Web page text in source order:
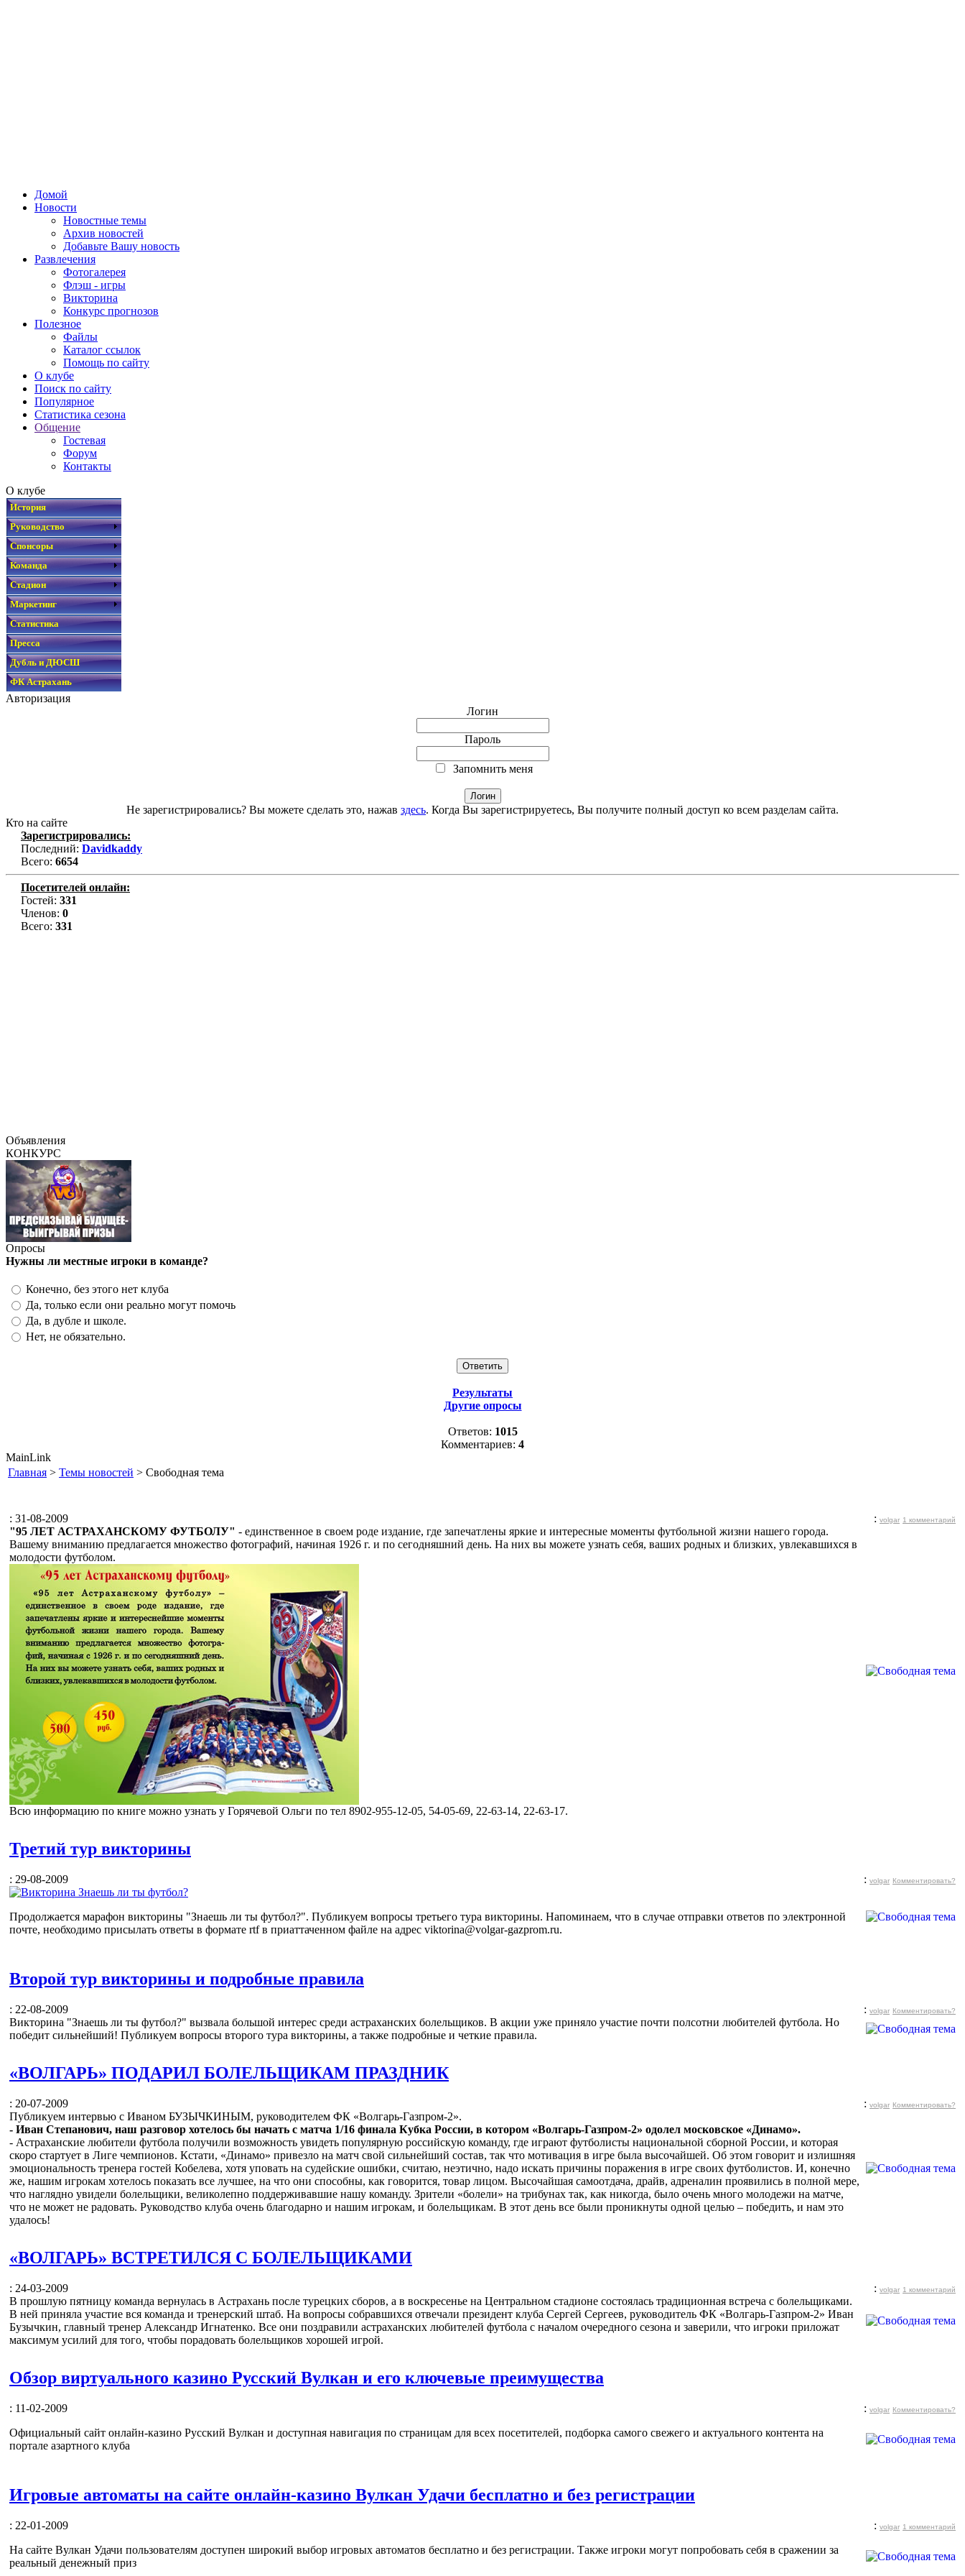
Домой
Новости
Новостные темы
Архив новостей
Добавьте Вашу новость
Развлечения
Фотогалерея
Флэш - игры
Викторина
Конкурс прогнозов
Полезное
Файлы
Каталог ссылок
Помощь по сайту
О клубе
Поиск по сайту
Популярное
Статистика сезона
Общение
Гостевая
Форум
Контакты
О клубе
История
Руководство
Спонсоры
Команда
Стадион
Маркетинг
Статистика
Пресса
Дубль и ДЮСШ
ФК Астрахань
Авторизация
Логин
Пароль
Запомнить меня
Не зарегистрировались? Вы можете сделать это, нажав здесь. Когда Вы зарегистрируетесь, Вы получите полный доступ ко всем разделам сайта.
Кто на сайте
Зарегистрировались:
Последний: Davidkaddy
Всего: 6654
Посетителей онлайн:
Гостей: 331
Членов: 0
Всего: 331
Объявления
КОНКУРС
Опросы
Нужны ли местные игроки в команде?
Конечно, без этого нет клуба
Да, только если они реально могут помочь
Да, в дубле и школе.
Нет, не обязательно.
Результаты
Другие опросы
Ответов: 1015
Комментариев: 4
MainLink
Главная > Темы новостей > Свободная тема
: 31-08-2009 : volgar 1 комментарий
"95 ЛЕТ АСТРАХАНСКОМУ ФУТБОЛУ" - единственное в своем роде издание, где запечатлены яркие и интересные моменты футбольной жизни нашего города.
Вашему вниманию предлагается множество фотографий, начиная 1926 г. и по сегодняшний день. На них вы можете узнать себя, ваших родных и близких, увлекавшихся в
молодости футболом.
Всю информацию по книге можно узнать у Горячевой Ольги по тел 8902-955-12-05, 54-05-69, 22-63-14, 22-63-17.
Третий тур викторины
: 29-08-2009 : volgar Комментировать?
Продолжается марафон викторины "Знаешь ли ты футбол?". Публикуем вопросы третьего тура викторины. Напоминаем, что в случае отправки ответов по электронной
почте, необходимо присылать ответы в формате rtf в приаттаченном файле на адрес viktorina@volgar-gazprom.ru.
Второй тур викторины и подробные правила
: 22-08-2009 : volgar Комментировать?
Викторина "Знаешь ли ты футбол?" вызвала большой интерес среди астраханских болельщиков. В акции уже приняло участие почти полсотни любителей футбола. Но
победит сильнейший! Публикуем вопросы второго тура викторины, а также подробные и четкие правила.
«ВОЛГАРЬ» ПОДАРИЛ БОЛЕЛЬЩИКАМ ПРАЗДНИК
: 20-07-2009 : volgar Комментировать?
Публикуем интервью с Иваном БУЗЫЧКИНЫМ, руководителем ФК «Волгарь-Газпром-2».
- Иван Степанович, наш разговор хотелось бы начать с матча 1/16 финала Кубка России, в котором «Волгарь-Газпром-2» одолел московское «Динамо».
- Астраханские любители футбола получили возможность увидеть популярную российскую команду, где играют футболисты национальной сборной России, и которая
скоро стартует в Лиге чемпионов. Кстати, «Динамо» привезло на матч свой сильнейший состав, так что мотивация в игре была высочайшей. Об этом говорит и излишняя
эмоциональность тренера гостей Кобелева, хотя уповать на судейские ошибки, считаю, неэтично, надо искать причины поражения в игре своих футболистов. И, конечно
же, нашим игрокам хотелось показать все лучшее, на что они способны, как говорится, товар лицом. Высочайшая самоотдача, драйв, адреналин проявились в полной мере,
что наглядно увидели болельщики, великолепно поддерживавшие нашу команду. Зрители «болели» на трибунах так, как никогда, было очень много молодежи на матче,
что не может не радовать. Руководство клуба очень благодарно и нашим игрокам, и болельщикам. В этот день все были проникнуты одной целью – победить, и нам это
удалось!
«ВОЛГАРЬ» ВСТРЕТИЛСЯ С БОЛЕЛЬЩИКАМИ
: 24-03-2009 : volgar 1 комментарий
В прошлую пятницу команда вернулась в Астрахань после турецких сборов, а в воскресенье на Центральном стадионе состоялась традиционная встреча с болельщиками.
В ней приняла участие вся команда и тренерский штаб. На вопросы собравшихся отвечали президент клуба Сергей Сергеев, руководитель ФК «Волгарь-Газпром-2» Иван
Бузычкин, главный тренер Александр Игнатенко. Все они поздравили астраханских любителей футбола с началом очередного сезона и заверили, что игроки приложат
максимум усилий для того, чтобы порадовать болельщиков хорошей игрой.
Обзор виртуального казино Русский Вулкан и его ключевые преимущества
: 11-02-2009 : volgar Комментировать?
Официальный сайт онлайн-казино Русский Вулкан и доступная навигация по страницам для всех посетителей, подборка самого свежего и актуального контента на
портале азартного клуба
Игровые автоматы на сайте онлайн-казино Вулкан Удачи бесплатно и без регистрации
: 22-01-2009 : volgar 1 комментарий
На сайте Вулкан Удачи пользователям доступен широкий выбор игровых автоматов бесплатно и без регистрации. Также игроки могут попробовать себя в сражении за
реальный денежный приз